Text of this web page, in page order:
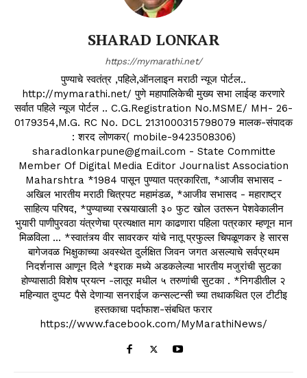
SHARAD LONKAR
https://mymarathi.net/
पुण्याचे स्वतंत्र ,पहिले,ऑनलाइन मराठी न्यूज पोर्टल..
http://mymarathi.net/ पुणे महापालिकेची मुख्य सभा लाईव्ह करणारे
सर्वात पहिले न्यूज पोर्टल .. C.G.Registration No.MSME/ MH- 26-
0179354,M.G. RC No. DCL 2131000315798079 मालक-संपादक
: शरद लोणकर( mobile-9423508306)
sharadlonkarpune@gmail.com - State Committe
Member Of Digital Media Editor Journalist Association
Maharshtra *1984 पासून पुण्यात पत्रकारिता, *आजीव सभासद -
अखिल भारतीय मराठी चित्रपट महामंडळ, *आजीव सभासद - महाराष्ट्र
साहित्य परिषद, *पुण्याच्या रस्त्याखाली ३० फुट खोल उतरून पेशवेकालीन
भुयारी पाणीपुरवठा यंत्रणेचा प्रत्यक्षात माग काढणारा पहिला पत्रकार म्हणून मान
मिळविला ... *स्वातंत्र्य वीर सावरकर यांचे नातू प्रफुल्ल चिपळूणकर हे सारस
बागेजवळ भिक्षुकाच्या अवस्थेत दुर्लक्षित जिवन जगत असल्याचे सर्वप्रथम
निदर्शनास आणून दिले *इराक मध्ये अडकलेल्या भारतीय मजुरांची सुटका
होण्यासाठी विशेष प्रयत्न -लातूर मधील ५ तरुणांची सुटका . *निगडीतील २
महिन्यात दुप्पट पैसे देणाऱ्या सनराईज कन्सल्टन्सी च्या तथाकथित एल टीटीइ
हस्तकाचा पर्दाफाश-संबधित फरार
https://www.facebook.com/MyMarathiNews/